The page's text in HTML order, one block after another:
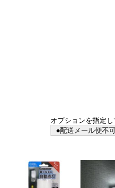
オプションを指定
●配送メール便不